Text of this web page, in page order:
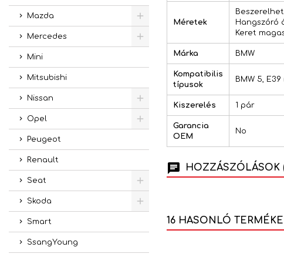
Mazda
Mercedes
Mini
Mitsubishi
Nissan
Opel
Peugeot
Renault
Seat
Skoda
Smart
SsangYoung
Méretek
Hangszóró
Keret
Márka BMW
Kompatibilis
típusok
BMW 5,
Kiszerelés 1 pár
Garancia
OEM
No
HOZZÁSZÓLÁSOK
16 HASONLÓ